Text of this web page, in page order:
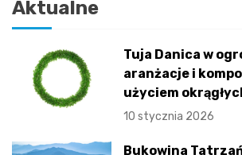
Aktualne
Tuja Danica w
aranżacje i
użyciem
10 stycznia 2026
Bukowina